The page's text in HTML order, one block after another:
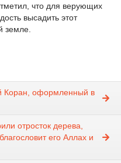
что для верующих
высадить этот
земле.
Коран, оформленный в
отросток дерева,
его Аллах и